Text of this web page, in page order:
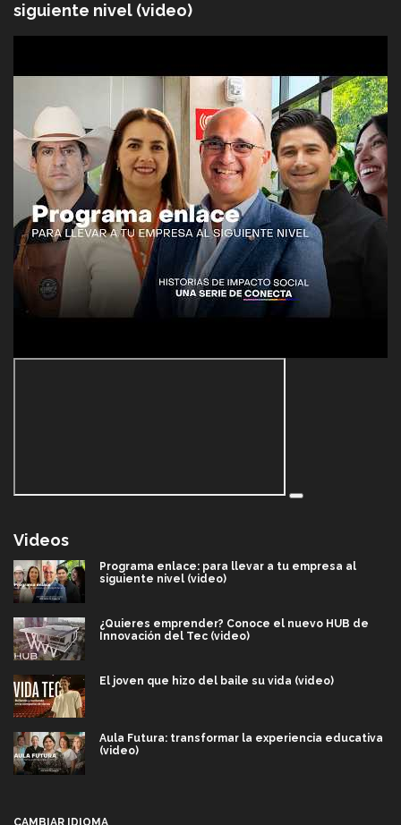
siguiente nivel (video)
Videos
Programa enlace: para llevar a tu empresa al
siguiente nivel (video)
¿Quieres emprender? Conoce el nuevo HUB de
Innovación del Tec (video)
El joven que hizo del baile su vida (video)
Aula Futura: transformar la experiencia educativa
(video)
CAMBIAR IDIOMA